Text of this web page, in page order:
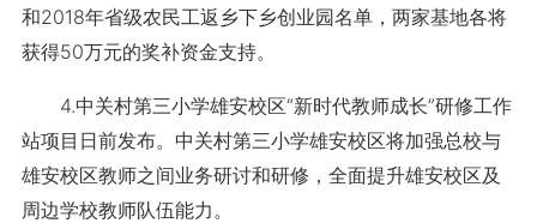
和2018年省级农民工返乡下乡创业园名单，两家基地各将
获得50万元的奖补资金支持。
4.中关村第三小学雄安校区“新时代教师成长”研修工作
站项目日前发布。中关村第三小学雄安校区将加强总校与
雄安校区教师之间业务研讨和研修，全面提升雄安校区及
周边学校教师队伍能力。